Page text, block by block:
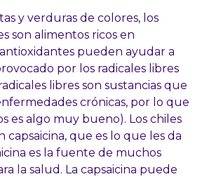
y verduras de colores, los
son alimentos ricos en
pueden ayudar a
por los radicales libres
libres son sustancias que
crónicas, por lo que
es algo muy bueno). Los chiles
que es lo que les da
es la fuente de muchos
la salud. La capsaicina puede